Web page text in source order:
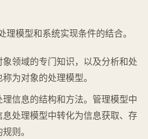
理模型和系统实现条件的结合。
领域的专门知识，以及分析和处
为对象的处理模型。
信息的结构和方法。管理模型中
处理模型中转化为信息获取、存
则。